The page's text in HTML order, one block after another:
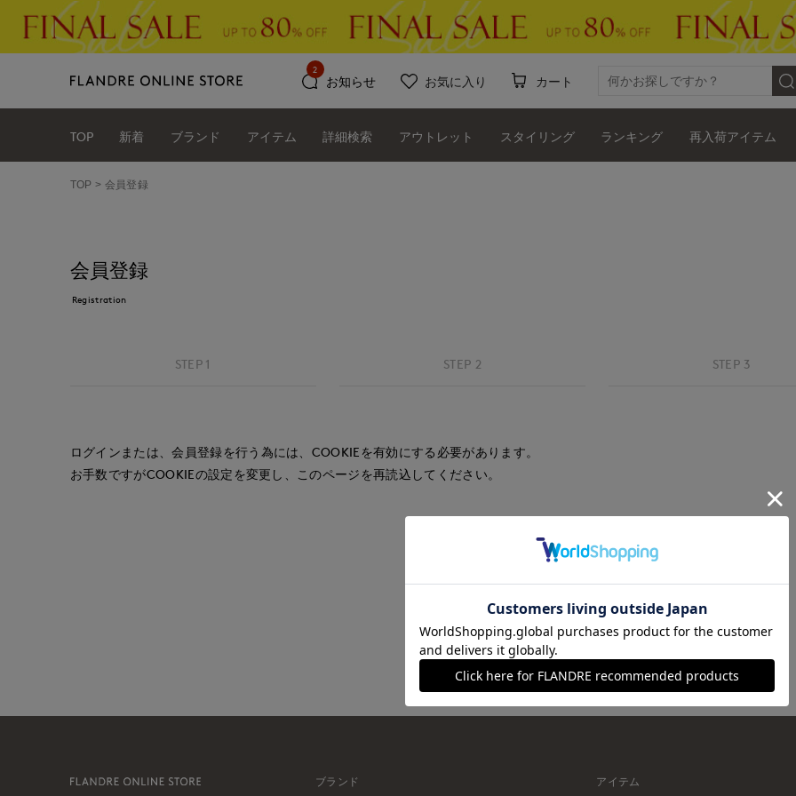
お知らせ
2
お気に入り カート
TOP 新着 ブランド アイテム 詳細検索 アウトレット スタイリング ランキング 再入荷アイテム
TOP 会員登録
会員登録
Registration
STEP 1 STEP 2 STEP 3
ログインまたは、会員登録を行う為には、COOKIEを有効にする必要があります。
お手数ですがCOOKIEの設定を変更し、このページを再読込してください。
再読込
ブランド アイテム